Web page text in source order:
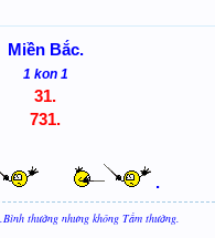
Miền Bắc.
1 kon 1
31.
731.
.
thường nhưng không Tầm thường.